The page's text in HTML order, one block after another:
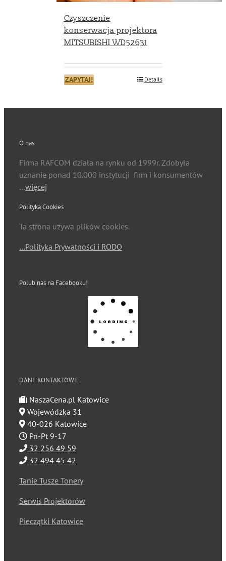
Czyszczenie
konserwacja projektora
MITSUBISHI WD52631
ZAPYTAJ! Details
O nas
Firma RAFCOM działa na rynku od 1999r. Zdobyła
uznanie ponad 10.000 instytucji firm i konsumentów
…więcej
Polityka Cookies
Ta strona używa plików cookies.
…Polityka Prywatności i RODO
Polub nas na Facebooku!
DANE KONTAKTOWE
NaszaCena.pl Katowice
Wojewódzka 31
40-026 Katowice
Pn-Pt 9-17
32 256 49 59
32 494 45 42
Tanie Tusze Tonery
Serwis Projektorów
Pieczątki Katowice